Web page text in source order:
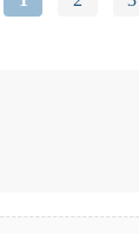
结构更稳固，但
1 2 3